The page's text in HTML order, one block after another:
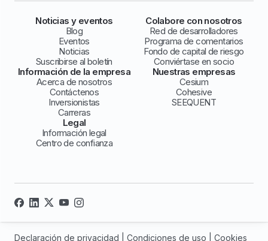
Noticias y eventos
Blog
Eventos
Noticias
Suscribirse al boletín
Colabore con nosotros
Red de desarrolladores
Programa de comentarios
Fondo de capital de riesgo
Conviértase en socio
Información de la empresa
Acerca de nosotros
Contáctenos
Inversionistas
Carreras
Nuestras empresas
Cesium
Cohesive
SEEQUENT
Legal
Información legal
Centro de confianza
Declaración de privacidad Condiciones de uso Cookies